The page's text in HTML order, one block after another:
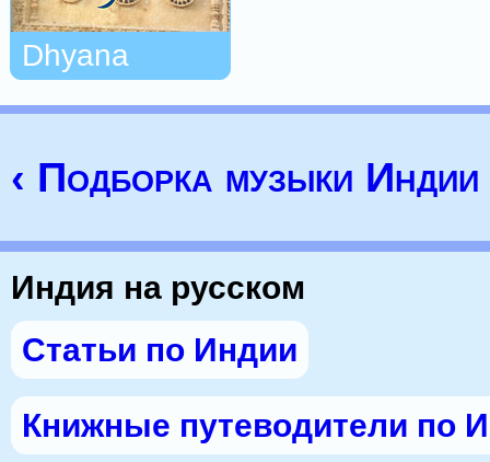
Dhyana
‹ Подборка музыки Индии
Индия на русском
Статьи по Индии
Книжные путеводители по